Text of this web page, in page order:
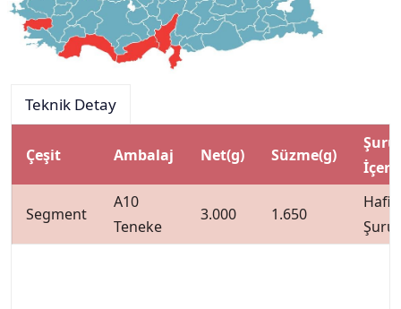
Teknik Detay
Çeşit Ambalaj Net(g) Süzme(g)
Segment
A10
Teneke
3.000 1.650
Hafif